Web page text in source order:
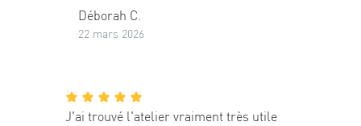
Déborah C.
22 mars 2026
J'ai trouvé l'atelier vraiment très utile